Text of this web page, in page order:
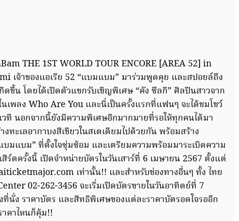
THE 1ST WORLD TOUR ENCORE [AREA 52] in
เจ้าของแอเรีย 52 “แบมแบม” มาร่วมพูดคุย และสปอยล์ถึง
ดขึ้น โดยได้เปิดตัวแขกรับเชิญพิเศษ “คัง ซึลกิ” ศิลปินสาวจาก
เพลง Who Are You และนี่เป็นครั้งแรกที่แฟนๆ จะได้ชมโชว์
นอกจากนี้ยังมีความพิเศษอีกมากมายที่รอให้ทุกคนได้มา
ทะเลอากาบงสีเขียวในสเตเดียมไปด้วยกัน พร้อมสร้าง
มแบม” ที่ตั้งใจซุ่มซ้อม และเตรียมความพร้อมมาระเบิดความ
ร์ตครั้งนี้ เปิดจำหน่ายบัตรในวันเสาร์ที่ 6 เมษายน 2567 ตั้งแต่
เท่านั้น!! และสำหรับช่องทางอื่นๆ ทั้ง ไทย
02-262-3456 จะเริ่มเปิดบัตรขายในวันอาทิตย์ที่ 7
นั่ง ราคาบัตร และสิทธิพิเศษของแต่ละราคาบัตรอดใจรออีก
คาไหนก็คุ้ม!!